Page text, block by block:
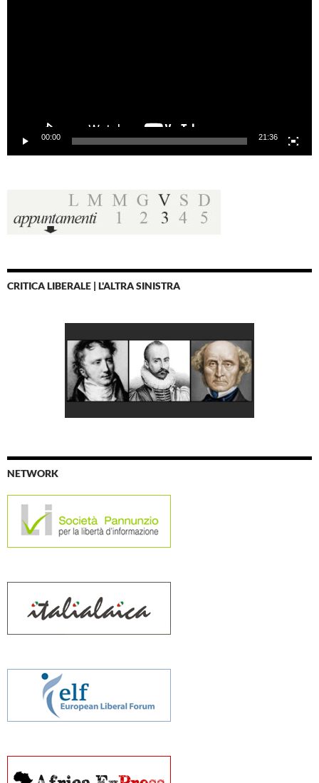
00:00 21:36
CRITICA LIBERALE | L'ALTRA SINISTRA
NETWORK